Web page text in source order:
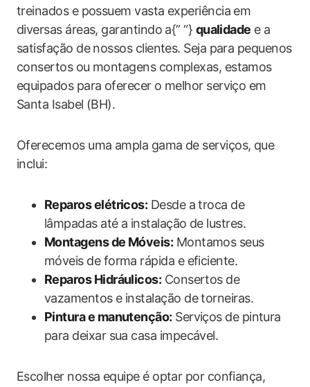
treinados e possuem vasta experiência em
diversas áreas, garantindo a{” “} qualidade e a
satisfação de nossos clientes. Seja para pequenos
consertos ou montagens complexas, estamos
equipados para oferecer o melhor serviço em
Santa Isabel (BH).
Oferecemos uma ampla gama de serviços, que
inclui:
Reparos elétricos: Desde a troca de
lâmpadas até a instalação de lustres.
Montagens de Móveis: Montamos seus
móveis de forma rápida e eficiente.
Reparos Hidráulicos: Consertos de
vazamentos e instalação de torneiras.
Pintura e manutenção: Serviços de pintura
para deixar sua casa impecável.
Escolher nossa equipe é optar por confiança,